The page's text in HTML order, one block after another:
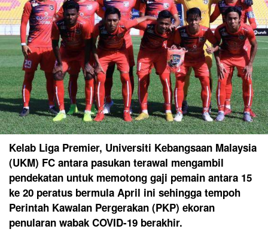
Kelab Liga Premier, Universiti Kebangsaan Malaysia
(UKM) FC antara pasukan terawal mengambil
pendekatan untuk memotong gaji pemain antara 15
ke 20 peratus bermula April ini sehingga tempoh
Perintah Kawalan Pergerakan (PKP) ekoran
penularan wabak COVID-19 berakhir.